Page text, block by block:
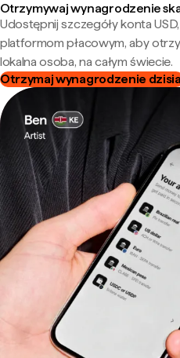
Otrzymywaj wynagrodzenie
Udostępnij szczegóły konta
platformom płacowym, aby
lokalna osoba, na całym świecie.
Otrzymaj wynagrodzenie